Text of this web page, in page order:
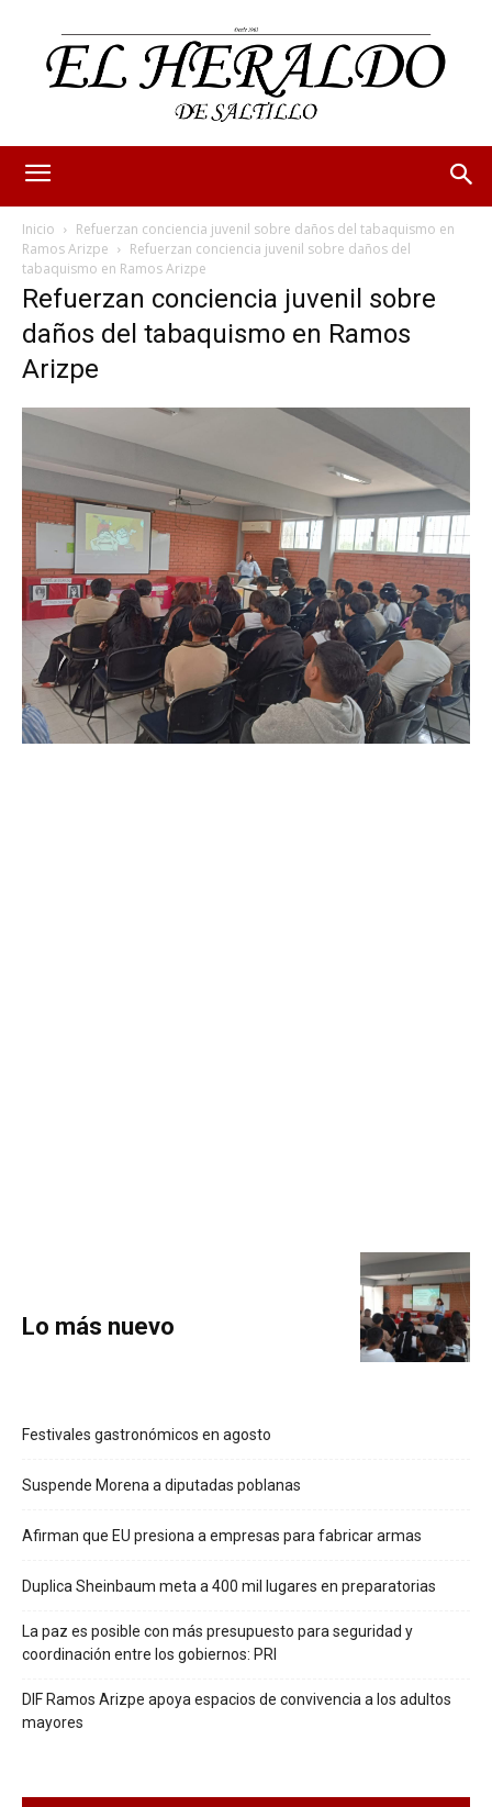
Inicio
Refuerzan conciencia juvenil sobre daños del tabaquismo en
Ramos Arizpe
Refuerzan conciencia juvenil sobre daños del
tabaquismo en Ramos Arizpe
Refuerzan conciencia juvenil sobre
daños del tabaquismo en Ramos
Arizpe
Lo más nuevo
Festivales gastronómicos en agosto
Suspende Morena a diputadas poblanas
Afirman que EU presiona a empresas para fabricar armas
Duplica Sheinbaum meta a 400 mil lugares en preparatorias
La paz es posible con más presupuesto para seguridad y
coordinación entre los gobiernos: PRI
DIF Ramos Arizpe apoya espacios de convivencia a los adultos
mayores